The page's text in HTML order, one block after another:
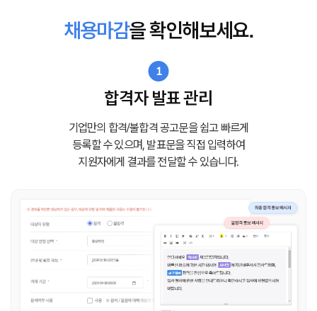
채용마감을 확인해보세요.
1
합격자 발표 관리
기업만의 합격/불합격 공고문을 쉽고 빠르게
등록할 수 있으며,발표문을 직접 입력하여
지원자에게 결과를 전달할 수 있습니다.